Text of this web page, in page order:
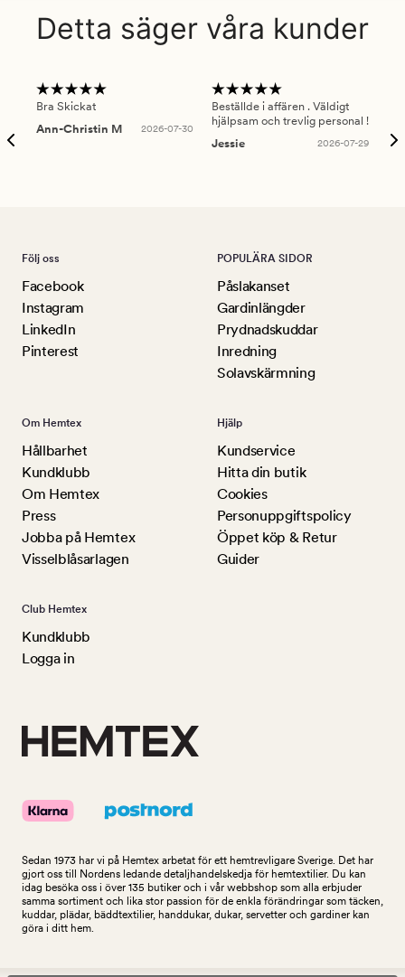
Detta säger våra kunder
Bra Skickat
Ann-Christin M
2026-07-30
Beställde i affären . Väldigt
hjälpsam och trevlig personal !
Jessie
2026-07-29
Följ oss
Facebook
Instagram
LinkedIn
Pinterest
POPULÄRA SIDOR
Påslakanset
Gardinlängder
Prydnadskuddar
Inredning
Solavskärmning
Om Hemtex
Hållbarhet
Kundklubb
Om Hemtex
Press
Jobba på Hemtex
Visselblåsarlagen
Hjälp
Kundservice
Hitta din butik
Cookies
Personuppgiftspolicy
Öppet köp & Retur
Guider
Club Hemtex
Kundklubb
Logga in
Sedan 1973 har vi på Hemtex arbetat för ett hemtrevligare Sverige. Det har
gjort oss till Nordens ledande detaljhandelskedja för hemtextilier. Du kan
idag besöka oss i över 135 butiker och i vår webbshop som alla erbjuder
samma sortiment och lika stor passion för de enkla förändringar som täcken,
kuddar, plädar, bäddtextilier, handdukar, dukar, servetter och gardiner kan
göra i ditt hem.